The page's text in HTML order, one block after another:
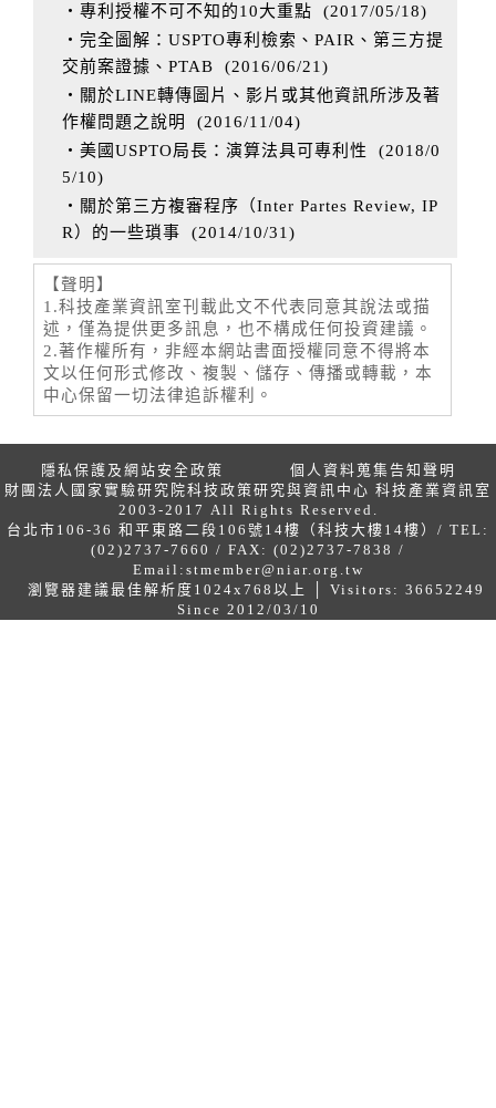
‧專利授權不可不知的10大重點 (2017/05/18)
‧完全圖解：USPTO專利檢索、PAIR、第三方提
交前案證據、PTAB (2016/06/21)
‧關於LINE轉傳圖片、影片或其他資訊所涉及著
作權問題之說明
(2016/11/04)
‧美國USPTO局長：演算法具可專利性
(2018/0
5/10)
‧關於第三方複審程序（Inter Partes Review, IP
R）的一些瑣事 (2014/10/31)
【聲明】
1.科技產業資訊室刊載此文不代表同意其說法或描
述，僅為提供更多訊息，也不構成任何投資建議。
2.著作權所有，非經本網站書面授權同意不得將本
文以任何形式修改、複製、儲存、傳播或轉載，本
中心保留一切法律追訴權利。
隱私保護及網站安全政策
個人資料蒐集告知聲明
財團法人國家實驗研究院科技政策研究與資訊中心 科技產業資訊室
2003-2017 All Rights Reserved.
台北市106-36 和平東路二段106號14樓（科技大樓14樓）/ TEL:
(02)2737-7660 / FAX: (02)2737-7838 /
Email: stmember@niar.org.tw
瀏覽器建議最佳解析度1024x768以上 │ Visitors: 36652249
Since 2012/03/10